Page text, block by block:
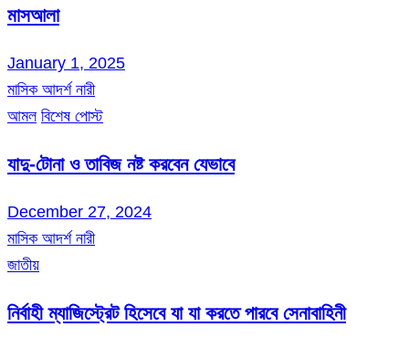
মাসআলা
January 1, 2025
মাসিক আদর্শ নারী
আমল বিশেষ পোস্ট
যাদু-টোনা ও তাবিজ নষ্ট করবেন যেভাবে
December 27, 2024
মাসিক আদর্শ নারী
জাতীয়
নির্বাহী ম্যাজিস্ট্রেট হিসেবে যা যা করতে পারবে সেনাবাহিনী